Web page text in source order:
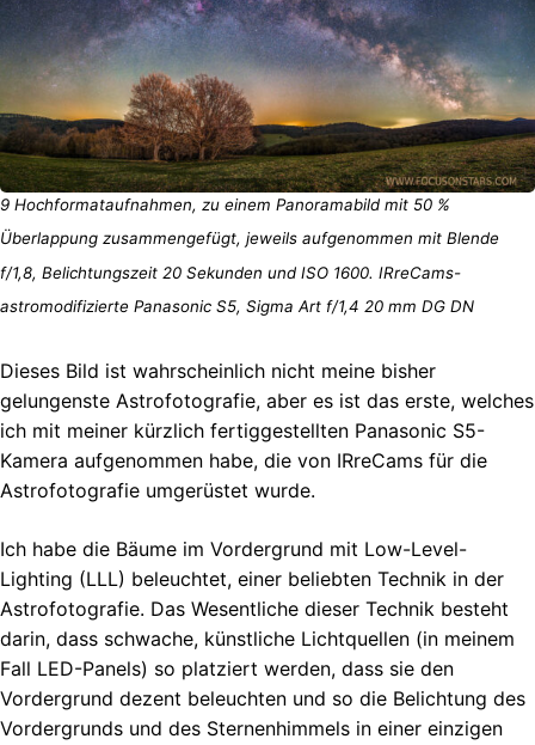
9 Hochformataufnahmen, zu einem Panoramabild mit 50 %
Überlappung zusammengefügt, jeweils aufgenommen mit Blende
f/1,8, Belichtungszeit 20 Sekunden und ISO 1600. IRreCams-
astromodifizierte Panasonic S5, Sigma Art f/1,4 20 mm DG DN
Dieses Bild ist wahrscheinlich nicht meine bisher
gelungenste Astrofotografie, aber es ist das erste, welches
ich mit meiner kürzlich fertiggestellten Panasonic S5-
Kamera aufgenommen habe, die von IRreCams für die
Astrofotografie umgerüstet wurde.
Ich habe die Bäume im Vordergrund mit Low-Level-
Lighting (LLL) beleuchtet, einer beliebten Technik in der
Astrofotografie. Das Wesentliche dieser Technik besteht
darin, dass schwache, künstliche Lichtquellen (in meinem
Fall LED-Panels) so platziert werden, dass sie den
Vordergrund dezent beleuchten und so die Belichtung des
Vordergrunds und des Sternenhimmels in einer einzigen